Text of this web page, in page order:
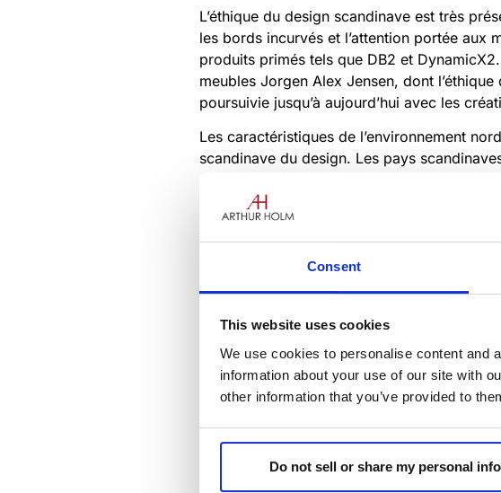
Consent
This website uses cookies
We use cookies to personalise content and
information about your use of our site with
other information that you’ve provided to
Do not sell or share my personal
L’éthique du design scandinave est très
les bords incurvés et l’attention portée aux
produits primés tels que DB2 et
meubles Jorgen Alex Jensen, dont
poursuivie jusqu’à aujourd’hui avec les
Les caractéristiques de l’environnement
scandinave du design. Les pays
très importants pour la psyché
organiques et des matériaux naturels.
Pendant ces longs et sombres mois